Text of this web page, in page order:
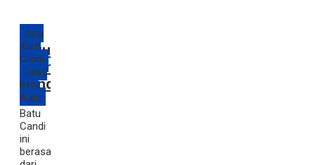
Batu
Alam
Candi
Jenis
Batu
Alam
Batu
Alam
Candi
Batu
Candi
ini
berasal